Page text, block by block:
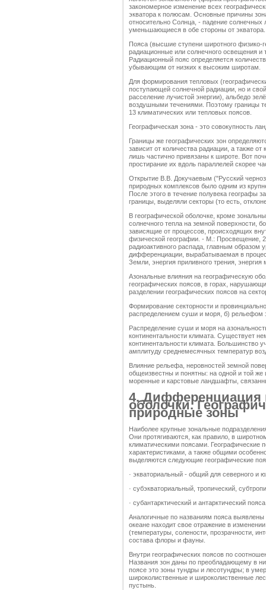
закономерное изменение всех
экватора к полюсам. Основные причины
относительно Солнца, - падение
уменьшающиеся в обе стороны от экватора.
Пояса (высшие ступени широтного физико-
радиационные или солнечного освещения и
Радиационный пояс определяется
убывающим от низких к высоким широтам.
Для формирования тепловых
поступающей солнечной радиации, но и
расселение лучистой энергии), альбедо
воздушными течениями. Поэтому границы
13 климатических или тепловых поясов.
Географическая зона - это совокупность
Границы же географических зон
зависит от количества радиации, а также
лишь частично привязаны к широте. Вот
простирание их вдоль параллелей скорее
Открытие В.В. Докучаевым ("Русский
природных комплексов было одним из
После этого в течение полувека географы
границы, выделяли секторы (то есть,
В географической оболочке, кроме
солнечного тепла на земной поверхности,
зависящие от процессов, происходящих
физической географии. - М.: Просвещение,
радиоактивного распада, главным образом
дифференциации, вырабатываемая в
Земли, энергия приливного трения,
Азональные влияния на географическую
географических поясов, в горах,
разделении географических поясов на
Формирование секторности и
распределением суши и моря, б) рельефом
Распределение суши и моря на
континентальности климата. Существует
континентальности климата. Большинство
амплитуду среднемесячных температур
Влияние рельефа, неровностей земной
общеизвестны и понятны: на одной и той же
моренные и карстовые ландшафты,
4. Дифференциация
оболочки.
природные зоны
Наиболее крупные зональные
Они протягиваются, как правило, в
климатическими поясами. Географические
характеристиками, а также общими
выделяются следующие географические
· экваториальный - общий для северного и
· субэкваториальный, тропический,
· субантарктический и антарктический
Аналогичные по названиям пояса
океане находит свое отражение в
(температуры, солености, прозрачности,
состава флоры и фауны.
Внутри географических поясов по
Названия зон даны по преобладающему в
поясе это зоны тундры и лесотундры; в
широколиственные и широколиственные
пустынь.